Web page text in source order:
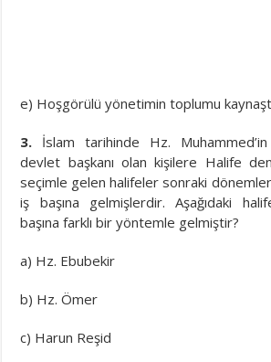
e) Hoşgörülü yönetimin toplumu
3. İslam tarihinde Hz.
devlet başkanı olan kişilere Halife
seçimle gelen halifeler sonraki
iş başına gelmişlerdir. Aşağıdaki
başına farklı bir yöntemle gelmiştir?
a) Hz. Ebubekir
b) Hz. Ömer
c) Harun Reşid